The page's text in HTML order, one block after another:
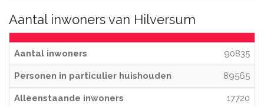
Aantal inwoners van Hilversum
Aantal inwoners 90835
Personen in particulier huishouden 89565
Alleenstaande inwoners 17720